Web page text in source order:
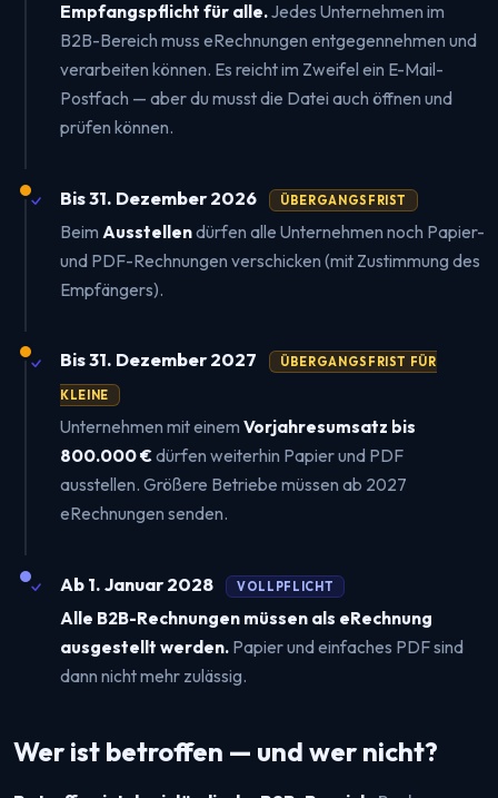
Empfangspflicht für alle.Jedes Unternehmen im
B2B-Bereich muss eRechnungen entgegennehmen und
verarbeiten können. Es reicht im Zweifel ein E-Mail-
Postfach — aber du musst die Datei auch öffnen und
prüfen können.
Bis 31. Dezember 2026 ÜBERGANGSFRIST
Beim Ausstellendürfen alle Unternehmen noch Papier-
und PDF-Rechnungen verschicken (mit Zustimmung des
Empfängers).
Bis 31. Dezember 2027 ÜBERGANGSFRIST FÜR
KLEINE
Unternehmen mit einem Vorjahresumsatz bis
800.000 €dürfen weiterhin Papier und PDF
ausstellen. Größere Betriebe müssen ab 2027
eRechnungen senden.
Ab 1. Januar 2028 VOLLPFLICHT
Alle B2B-Rechnungen müssen als eRechnung
ausgestellt werden.Papier und einfaches PDF sind
dann nicht mehr zulässig.
Wer ist betroffen — und wer nicht?